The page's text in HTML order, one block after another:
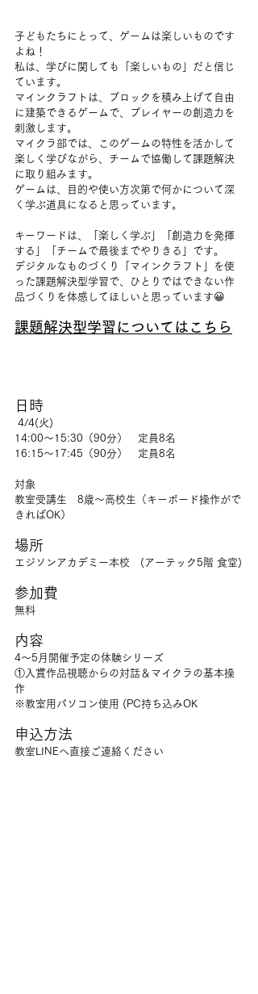
子どもたちにとって、ゲームは楽しいものです
よね！
私は、学びに関しても「楽しいもの」だと信じ
ています。
マインクラフトは、ブロックを積み上げて自由
に建築できるゲームで、プレイヤーの創造力を
刺激します。
マイクラ部では、このゲームの特性を活かして
楽しく学びながら、チームで協働して課題解決
に取り組みます。
ゲームは、目的や使い方次第で何かについて深
く学ぶ道具になると思っています。
キーワードは、「楽しく学ぶ」「創造力を発揮
する」「チームで最後までやりきる」です。
デジタルなものづくり「マインクラフト」を使
った課題解決型学習で、ひとりではできない作
品づくりを体感してほしいと思っています😀
課題解決型学習についてはこちら
日時
4/4(火)
14:00～15:30（90分）　定員8名
16:15～17:45（90分）　定員8名
対象
教室受講生　8歳〜高校生（キーボード操作がで
きればOK）
場所
エジソンアカデミー本校　(アーテック5階 食堂)
参加費
無料
内容
4〜5月開催予定の体験シリーズ
①入賞作品視聴からの対話＆マイクラの基本操
作
※教室用パソコン使用 (PC持ち込みOK
申込方法
教室LINEへ直接ご連絡ください